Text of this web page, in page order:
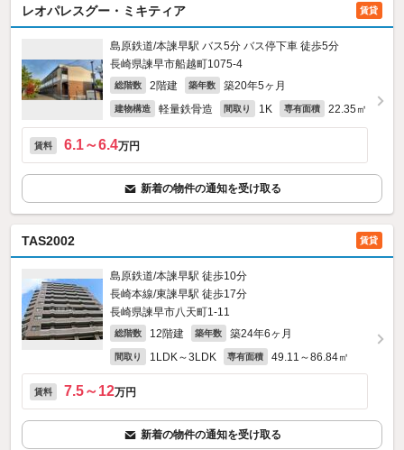
レオパレスグー・ミキティア 賃貸
島原鉄道/本諫早駅 バス5分 バス停下車 徒歩5分
長崎県諫早市船越町1075‐4
総階数 2階建 築年数 築20年5ヶ月
建物構造 軽量鉄骨造 間取り 1K 専有面積 22.35㎡
賃料 6.1～6.4万円
新着の物件の通知を受け取る
TAS2002 賃貸
島原鉄道/本諫早駅 徒歩10分
長崎本線/東諫早駅 徒歩17分
長崎県諫早市八天町1-11
総階数 12階建 築年数 築24年6ヶ月
間取り 1LDK～3LDK 専有面積 49.11～86.84㎡
賃料 7.5～12万円
新着の物件の通知を受け取る